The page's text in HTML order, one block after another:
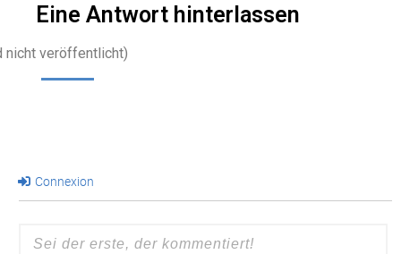
Eine Antwort hinterlassen
nicht veröffentlicht)
Connexion